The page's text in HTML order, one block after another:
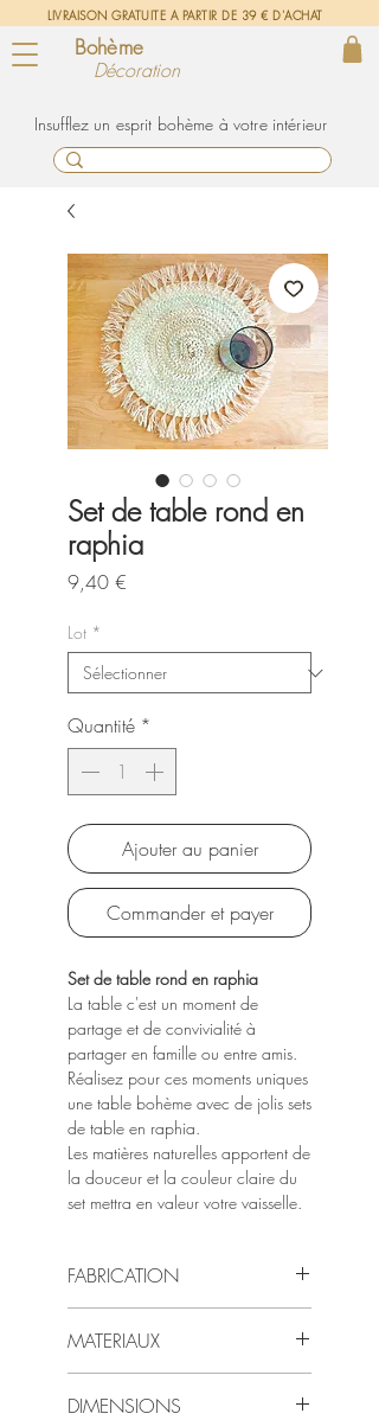
LIVRAISON GRATUITE A PARTIR DE 39 € D'ACHAT
Bohème
Décoration
esprit bohème à votre intérieur
Set de table rond en
raphia
9,40 €
Lot *
Quantité *
Ajouter au panier
Commander et payer
Set de table rond en raphia
La table c'est un moment de
partage et de convivialité à
partager en famille ou entre amis.
Réalisez pour ces moments uniques
une table bohème avec de jolis sets
de table en raphia.
Les matières naturelles apportent de
la douceur et la couleur claire du
set mettra en valeur votre vaisselle.
FABRICATION
la main de manière artisanale
donc légèrement varier
MATERIAUX
DIMENSIONS